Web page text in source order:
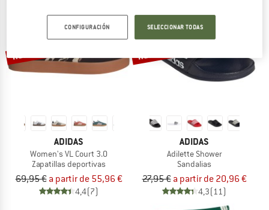
hasta un 25%
ADIDAS
Women's VL Court 3.0
Zapatillas deportivas
69,95 € a partir de 55,96 €
4,4(7)
hasta un 25%
ADIDAS
Adilette Shower
Sandalias
27,95 € a partir de 20,96 €
4,3(11)
CONFIGURACIÓN SELECCIONAR TODAS